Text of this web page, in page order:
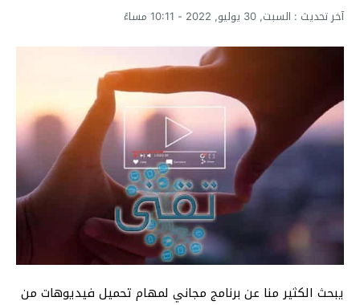
آخر تحديث : السبت, 30 يوليو, 2022 - 10:11 مساءً
يبحث الكثير منا عن برنامج مجاني لمهام تحميل فيديوهات من